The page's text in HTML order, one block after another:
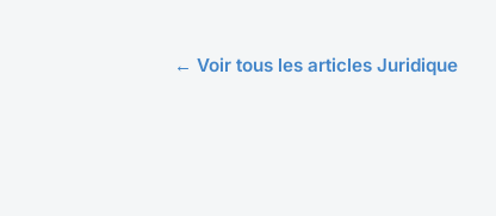
← Voir tous les articles Juridique